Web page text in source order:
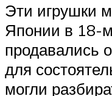
Эти игрушки
Японии в 18-
продавались
для
могли